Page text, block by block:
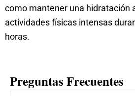
como mantener una hidratación
actividades físicas intensas
horas.
Preguntas Frecuentes